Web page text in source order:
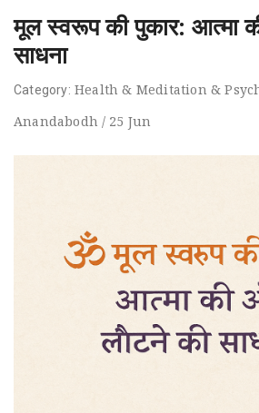
मूल स्वरूप की पुकार: आत्मा
साधना
Category: Health & Meditation &
Anandabodh / 25 Jun